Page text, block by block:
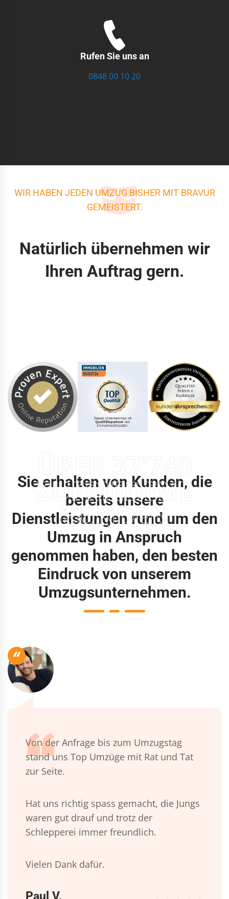
Rufen Sie uns an
0848 00 10 20
WIR HABEN JEDEN UMZUG BISHER MIT BRAVUR
GEMEISTERT.
Natürlich übernehmen wir
Ihren Auftrag gern.
ZUFRIEDENE
KUNDEN
Sie erhalten von Kunden, die
bereits unsere
Dienstleistungen rund um den
Umzug in Anspruch
genommen haben, den besten
Eindruck von unserem
Umzugsunternehmen.
“
Von der Anfrage bis zum Umzugstag
stand uns Top Umzüge mit Rat und Tat
zur Seite.
Hat uns richtig spass gemacht, die Jungs
waren gut drauf und trotz der
Schlepperei immer freundlich.
Vielen Dank dafür.
Paul V.